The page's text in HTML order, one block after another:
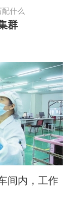
什么
群
间内，工作